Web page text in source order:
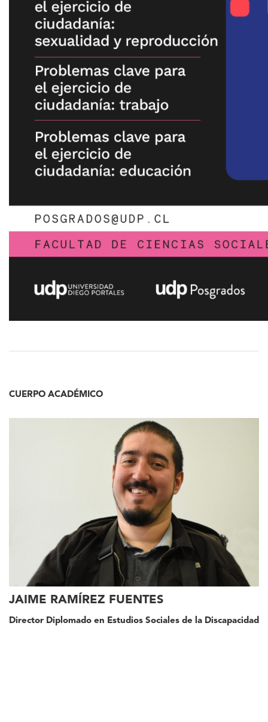
CUERPO ACADÉMICO
JAIME RAMÍREZ FUENTES
Director Diplomado en Estudios Sociales de la Discapacidad